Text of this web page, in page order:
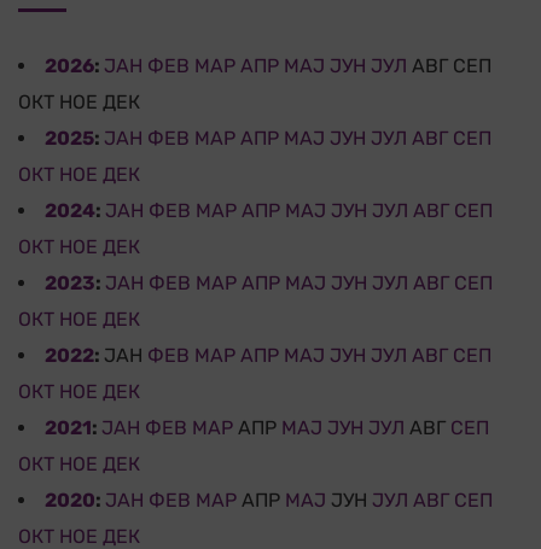
2026: ЈАН ФЕВ МАР АПР МАЈ ЈУН ЈУЛ АВГ СЕП
ОКТ НОЕ ДЕК
2025: ЈАН ФЕВ МАР АПР МАЈ ЈУН ЈУЛ АВГ СЕП
ОКТ НОЕ ДЕК
2024: ЈАН ФЕВ МАР АПР МАЈ ЈУН ЈУЛ АВГ СЕП
ОКТ НОЕ ДЕК
2023: ЈАН ФЕВ МАР АПР МАЈ ЈУН ЈУЛ АВГ СЕП
ОКТ НОЕ ДЕК
2022: ЈАН ФЕВ МАР АПР МАЈ ЈУН ЈУЛ АВГ СЕП
ОКТ НОЕ ДЕК
2021: ЈАН ФЕВ МАР АПР МАЈ ЈУН ЈУЛ АВГ СЕП
ОКТ НОЕ ДЕК
2020: ЈАН ФЕВ МАР АПР МАЈ ЈУН ЈУЛ АВГ СЕП
ОКТ НОЕ ДЕК